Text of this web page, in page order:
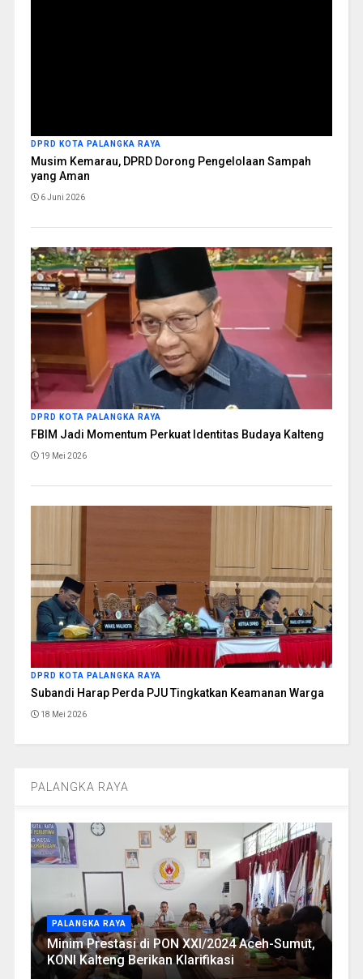
DPRD KOTA PALANGKA RAYA
Musim Kemarau, DPRD Dorong Pengelolaan Sampah
yang Aman
6 Juni 2026
DPRD KOTA PALANGKA RAYA
FBIM Jadi Momentum Perkuat Identitas Budaya Kalteng
19 Mei 2026
DPRD KOTA PALANGKA RAYA
Subandi Harap Perda PJU Tingkatkan Keamanan Warga
18 Mei 2026
PALANGKA RAYA
PALANGKA RAYA
Minim Prestasi di PON XXI/2024 Aceh-Sumut,
KONI Kalteng Berikan Klarifikasi